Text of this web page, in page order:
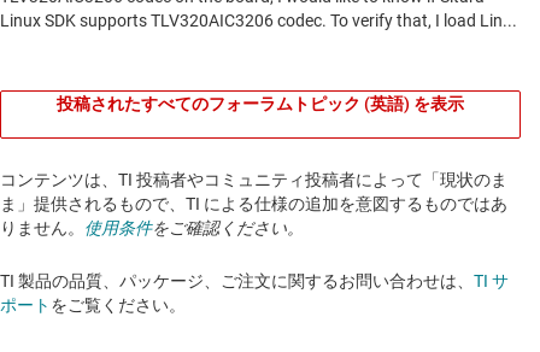
投稿されたすべてのフォーラムトピック (英語) を表示
コンテンツは、TI 投稿者やコミュニティ投稿者によって「現状のま
ま」提供されるもので、TI による仕様の追加を意図するものではあ
りません。 使用条件をご確認ください。
TI 製品の品質、パッケージ、ご注文に関するお問い合わせは、 TI サ
ポート をご覧ください。​​​​​​​​​​​​​​